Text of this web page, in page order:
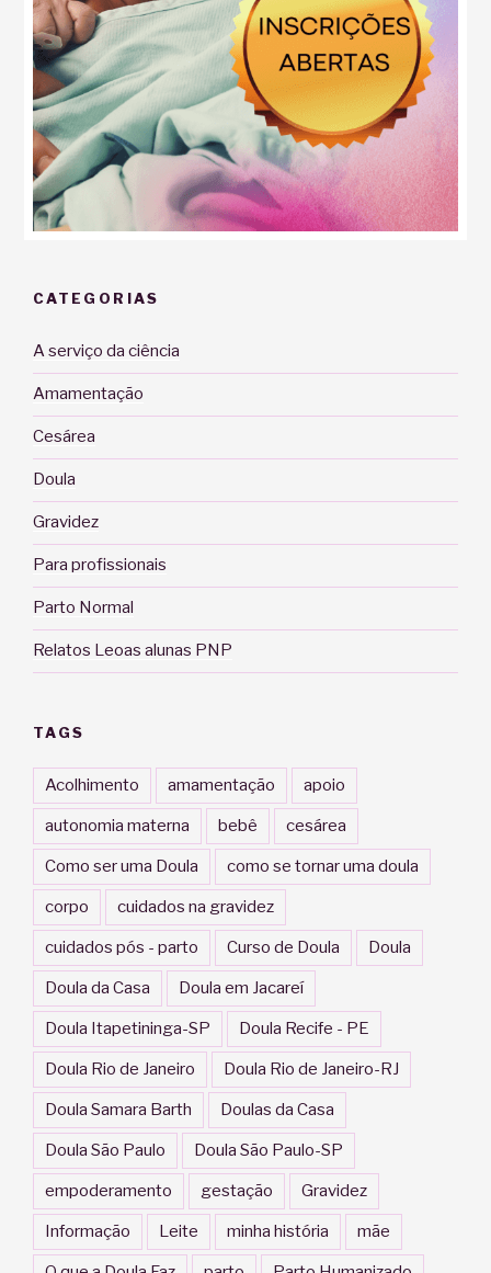
CATEGORIAS
A serviço da ciência
Amamentação
Cesárea
Doula
Gravidez
Para profissionais
Parto Normal
Relatos Leoas alunas PNP
TAGS
Acolhimento amamentação apoio
autonomia materna bebê cesárea
Como ser uma Doula como se tornar uma doula
corpo cuidados na gravidez
cuidados pós - parto Curso de Doula Doula
Doula da Casa Doula em Jacareí
Doula Itapetininga-SP Doula Recife - PE
Doula Rio de Janeiro Doula Rio de Janeiro-RJ
Doula Samara Barth Doulas da Casa
Doula São Paulo Doula São Paulo-SP
empoderamento gestação Gravidez
Informação Leite minha história mãe